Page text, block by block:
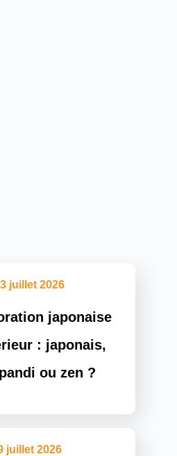
juillet 2026
japonaise
: japonais,
ou zen ?
juillet 2026